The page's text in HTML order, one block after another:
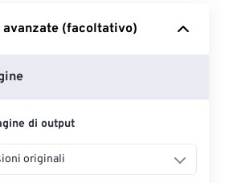
Google Drive
avanzate (facoltativo)
di output
originali